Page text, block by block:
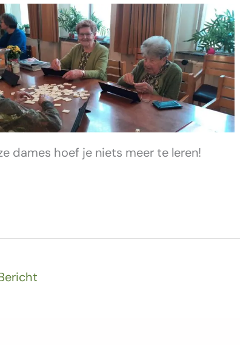
dames hoef je niets meer te leren!